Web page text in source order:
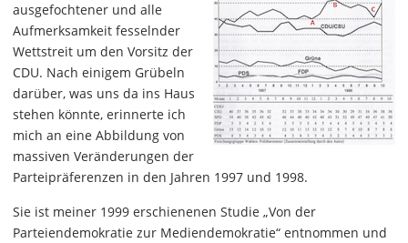
ausgefochtener und alle
Aufmerksamkeit fesselnder
Wettstreit um den Vorsitz der
CDU. Nach einigem Grübeln
darüber, was uns da ins Haus
stehen könnte, erinnerte ich
mich an eine Abbildung von
massiven Veränderungen der
Parteipräferenzen in den Jahren 1997 und 1998.
Sie ist meiner 1999 erschienenen Studie „Von der
Parteiendemokratie zur Mediendemokratie“ entnommen und